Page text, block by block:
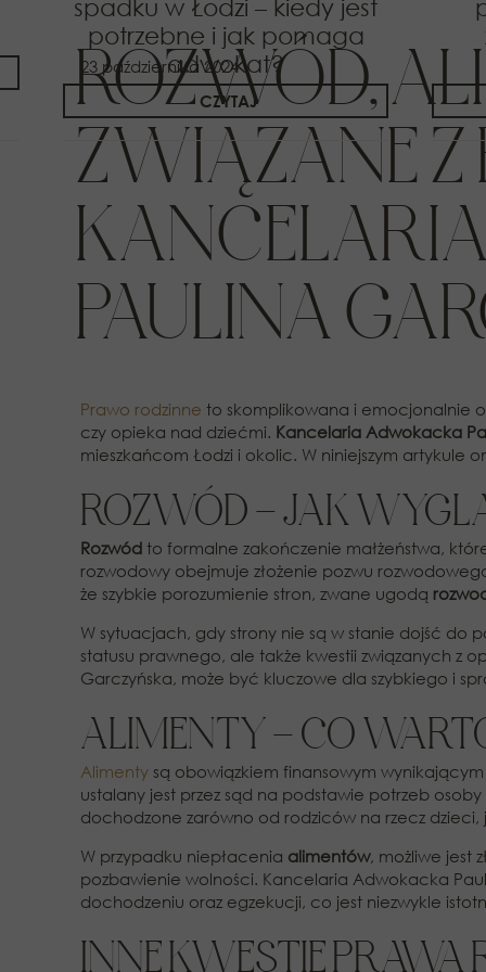
spadku w Łodzi – kiedy jest
potrzebne i jak pomaga
adwokat?
CZYTAJ
ROZWÓD,
ZWIĄZANE
PAULINA
Prawo rodzinne to skomplikowana i emocjonalnie
czy opieka nad dziećmi. Kancelaria Adwokacka
mieszkańcom Łodzi i okolic. W niniejszym
ROZWÓD – JAK
Rozwód to formalne zakończenie małżeństwa,
rozwodowy obejmuje złożenie pozwu
że szybkie porozumienie stron, zwane ugodą
W sytuacjach, gdy strony nie są w stanie dojść do
statusu prawnego, ale także kwestii związanych z
Garczyńska, może być kluczowe dla szybkiego i
ALIMENTY – CO
Alimenty są obowiązkiem finansowym
ustalany jest przez sąd na podstawie potrzeb
dochodzone zarówno od rodziców na rzecz
W przypadku niepłacenia alimentów, możliwe jest
pozbawienie wolności. Kancelaria Adwokacka
dochodzeniu oraz egzekucji, co jest niezwykle
INNE KWESTIE PRAWA
23 października 2024